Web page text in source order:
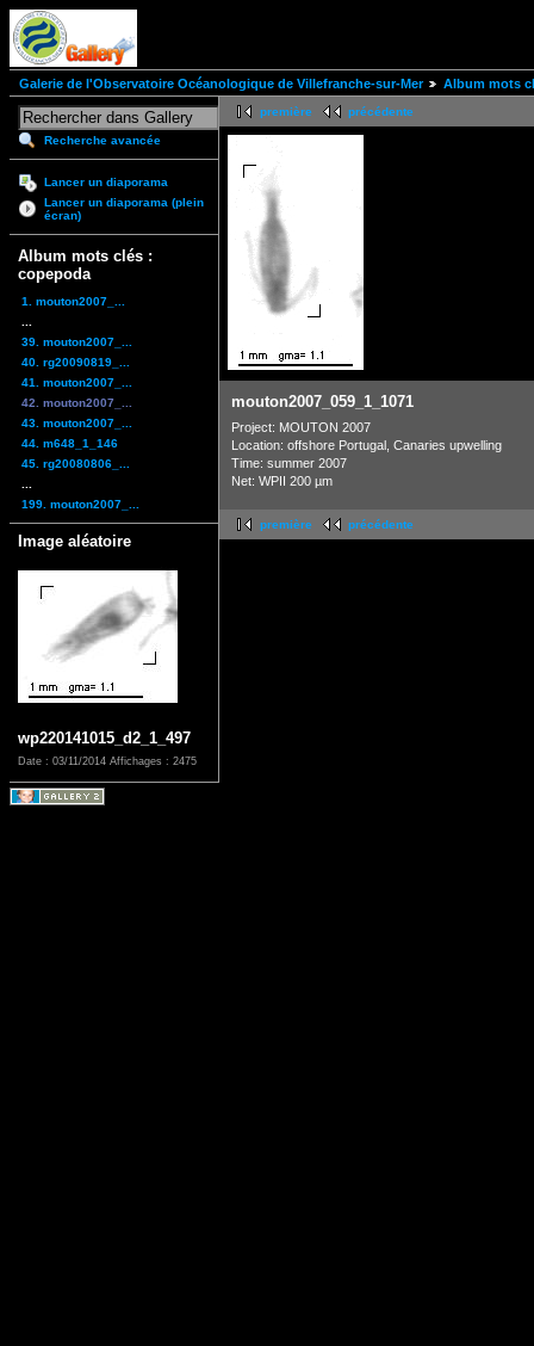
Galerie de l'Observatoire Océanologique de Villefranche-sur-Mer Album mots
Recherche avancée
Lancer un diaporama
Lancer un diaporama (plein
écran)
Album mots clés :
copepoda
1. mouton2007_...
39. mouton2007_...
40. rg20090819_...
41. mouton2007_...
42. mouton2007_...
43. mouton2007_...
44. m648_1_146
45. rg20080806_...
199. mouton2007_...
Image aléatoire
wp220141015_d2_1_497
Date : 03/11/2014 Affichages : 2475
première précédente
mouton2007_059_1_1071
Project: MOUTON 2007
Location: offshore Portugal, Canaries upwelling
Time: summer 2007
Net: WPII 200 µm
première précédente